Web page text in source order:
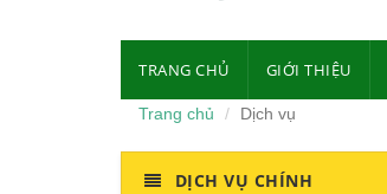
TRANG CHỦ GIỚI THIỆU
Trang chủ Dịch vụ
DỊCH VỤ CHÍNH